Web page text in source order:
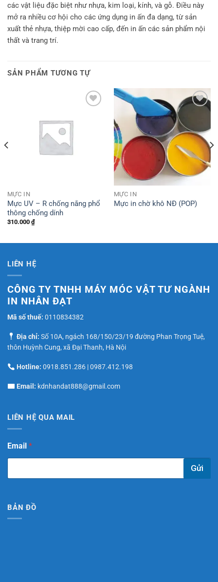
các vật liệu đặc biệt như nhựa, kim loại, kính, và gỗ. Điều này
mở ra nhiều cơ hội cho các ứng dụng in ấn đa dạng, từ sản
xuất thẻ nhựa, thiệp mời cao cấp, đến in ấn các sản phẩm nội
thất và trang trí.
SẢN PHẨM TƯƠNG TỰ
MỰC IN
Mực UV – R chống nắng phổ
thông chống dính
310.000 ₫
yêu
thích
MỰC IN
Mực in chờ khô NĐ (POP)
LIÊN HỆ
CÔNG TY TNHH MÁY MÓC VẬT TƯ NGÀNH
IN NHÂN ĐẠT
Mã số thuế: 0110834382
Địa chỉ: Số 10A, ngách 168/150/23/19 đường Phan Trọng Tuệ,
thôn Huỳnh Cung, xã Đại Thanh, Hà Nội
Hotline: 0918.851.286|0987.412.198
Email: kdnhandat888@gmail.com
LIÊN HỆ QUA MAIL
*
Email *
Gửi
BẢN ĐỒ